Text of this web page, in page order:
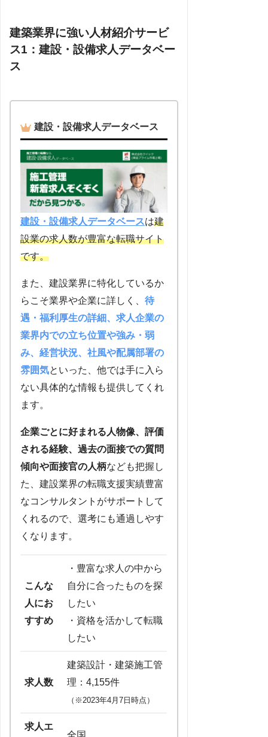
建築業界に強い人材紹介サービ
ス1：建設・設備求人データベー
ス
建設・設備求人データベース
建設・設備求人データベースは建
設業の求人数が豊富な転職サイト
です。
また、建設業界に特化しているか
らこそ業界や企業に詳しく、 待
遇・福利厚生の詳細、求人企業の
業界内での立ち位置や強み・弱
み、経営状況、社風や配属部署の
雰囲気といった、他では手に入ら
ない具体的な情報も提供してくれ
ます。
企業ごとに好まれる人物像、評価
される経験、過去の面接での質問
傾向や面接官の人柄なども把握し
た、建設業界の転職支援実績豊富
なコンサルタントがサポートして
くれるので、選考にも通過しやす
くなります。
こんな
人にお
すすめ
・豊富な求人の中から
自分に合ったものを探
したい
・資格を活かして転職
したい
求人数
建築設計・建築施工管
理：4,155件
（※2023年4月7日時点）
求人エ
全国